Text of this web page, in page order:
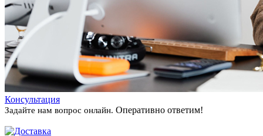
Консультация
Задайте нам вопрос онлайн. Оперативно ответим!